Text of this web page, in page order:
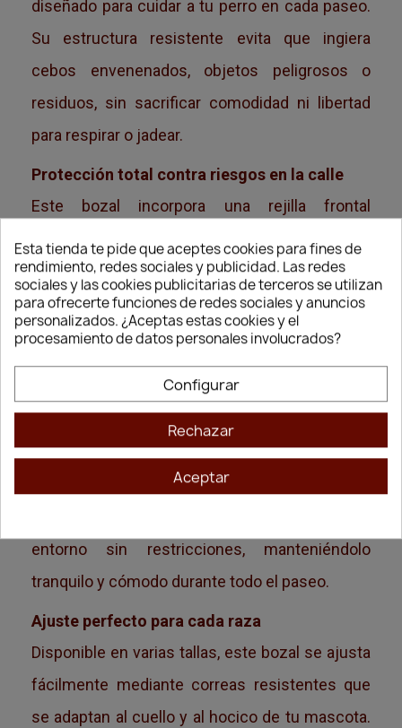
diseñado para cuidar a tu perro en cada paseo.
Su estructura resistente evita que ingiera
cebos envenenados, objetos peligrosos o
residuos, sin sacrificar comodidad ni libertad
para respirar o jadear.
Protección total contra riesgos en la calle
Este bozal incorpora una rejilla frontal
protectora que bloquea el acceso a alimentos u
objetos del suelo, siendo ideal para zonas
urbanas o parques donde puede haber residuos
tóxicos. Es especialmente útil en épocas
donde circulan cebos envenenados.
Diseño cómodo y funcional
Gracias a su forma ergonómica, el Camon se
adapta al hocico sin causar molestias.
entorno sin restricciones, manteniéndolo
tranquilo y cómodo durante todo el paseo.
Ajuste perfecto para cada raza
Disponible en varias tallas, este bozal se ajusta
fácilmente mediante correas resistentes que
se adaptan al cuello y al hocico de tu mascota.
Esta tienda te pide que aceptes cookies para fines de
rendimiento, redes sociales y publicidad. Las redes
sociales y las cookies publicitarias de terceros se utilizan
para ofrecerte funciones de redes sociales y anuncios
personalizados. ¿Aceptas estas cookies y el
procesamiento de datos personales involucrados?
Configurar
Rechazar
Aceptar